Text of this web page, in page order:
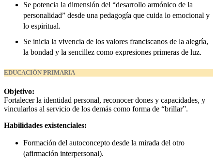
Se potencia la dimensión del “desarrollo armónico de la
personalidad” desde una pedagogía que cuida lo emocional y
lo espiritual.
Se inicia la vivencia de los valores franciscanos de la alegría,
la bondad y la sencillez como expresiones primeras de luz.
EDUCACIÓN PRIMARIA
Objetivo:
Fortalecer la identidad personal, reconocer dones y capacidades, y
vincularlos al servicio de los demás como forma de “brillar”.
Habilidades existenciales:
Formación del autoconcepto desde la mirada del otro
(afirmación interpersonal).